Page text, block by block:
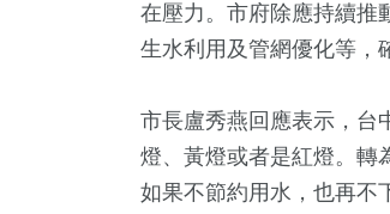
在壓力。市府除應持續推
生水利用及管網優化等，
市長盧秀燕回應表示，台
燈、黃燈或者是紅燈。轉
如果不節約用水，也再不